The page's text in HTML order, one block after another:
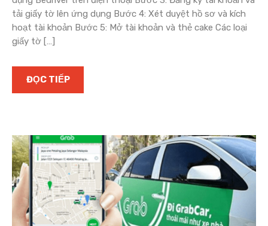
tải giấy tờ lên ứng dụng Bước 4: Xét duyệt hồ sơ và kích
hoạt tài khoản Bước 5: Mở tài khoản và thẻ cake Các loại
giấy tờ […]
ĐỌC TIẾP